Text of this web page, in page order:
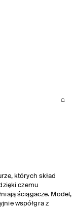
których skład
czemu
ściągacze. Model,
współgra z